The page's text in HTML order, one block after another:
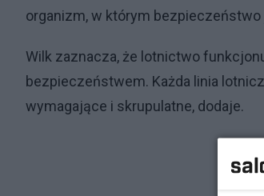
organizm, w którym
Wilk zaznacza, że lotnictwo
bezpieczeństwem. Każda linia
wymagające i skrupulatne, dodaje.